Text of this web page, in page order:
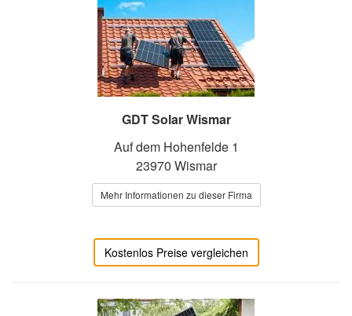
GDT Solar Wismar
Auf dem Hohenfelde 1
23970 Wismar
Mehr Informationen zu dieser Firma
Kostenlos Preise vergleichen